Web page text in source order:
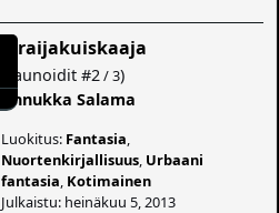
Piraijakuiskaaja
Faunoidit #2 / 3)
Annukka Salama
Luokitus: Fantasia
Nuortenkirjallisuus Urbaani
fantasia Kotimainen
Julkaistu: heinäkuu 5, 2013